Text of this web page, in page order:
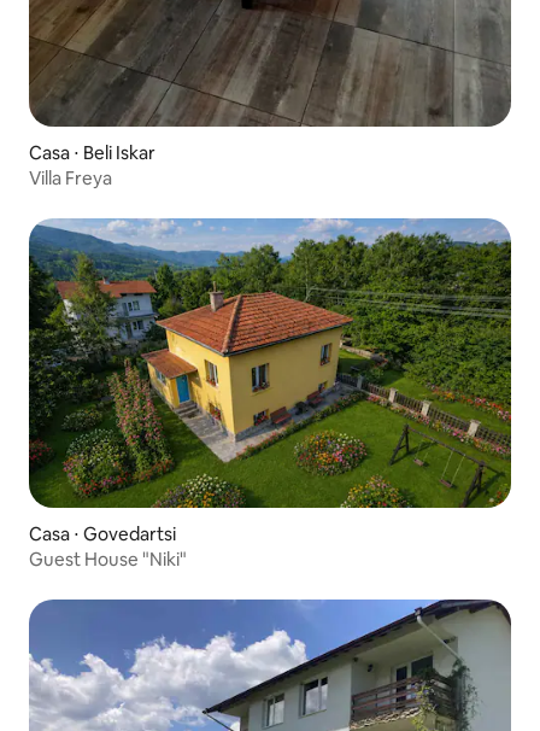
Casa ⋅ Beli Iskar
Villa Freya
Casa ⋅ Govedartsi
Guest House "Niki"